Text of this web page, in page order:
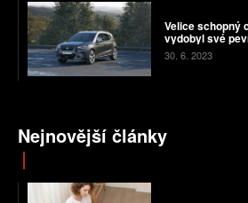
Velice schopný
vydobyl své
30. 6. 2023
Nejnovější články